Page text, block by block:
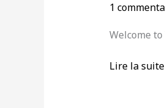
1
Welcome
Lire la suite